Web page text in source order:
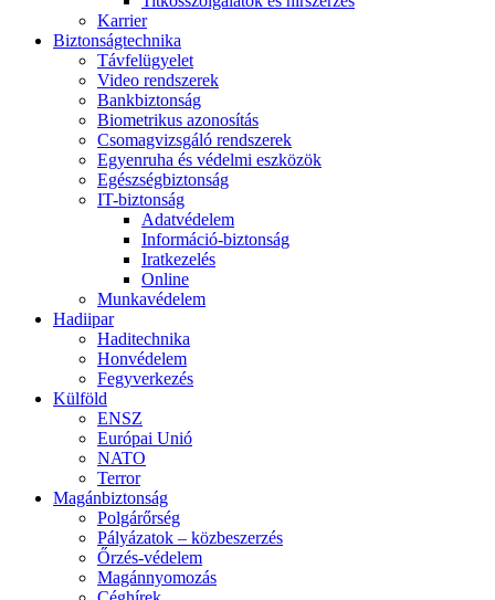
Karrier
Biztonságtechnika
Távfelügyelet
Video rendszerek
Bankbiztonság
Biometrikus azonosítás
Csomagvizsgáló rendszerek
Egyenruha és védelmi eszközök
Egészségbiztonság
IT-biztonság
Adatvédelem
Információ-biztonság
Iratkezelés
Online
Munkavédelem
Hadiipar
Haditechnika
Honvédelem
Fegyverkezés
Külföld
ENSZ
Európai Unió
NATO
Terror
Magánbiztonság
Polgárőrség
Pályázatok – közbeszerzés
Őrzés-védelem
Magánnyomozás